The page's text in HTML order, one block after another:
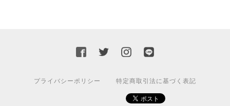
2022/03/09
プライバシーポリシー 特定商取引法に基づく表記